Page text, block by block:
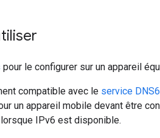
pour le configurer sur un appareil
compatible avec le service
un appareil mobile devant être
lorsque IPv6 est disponible.